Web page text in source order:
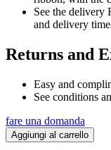
See the delivery
and delivery
Returns and
Easy and
See conditions
fare una domanda
Aggiungi al carrello